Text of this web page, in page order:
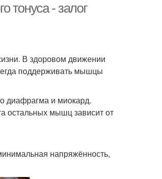
тонуса - залог
В здоровом движении
поддерживать мышцы
диафрагма и миокард.
остальных мышц зависит от
напряжённость,